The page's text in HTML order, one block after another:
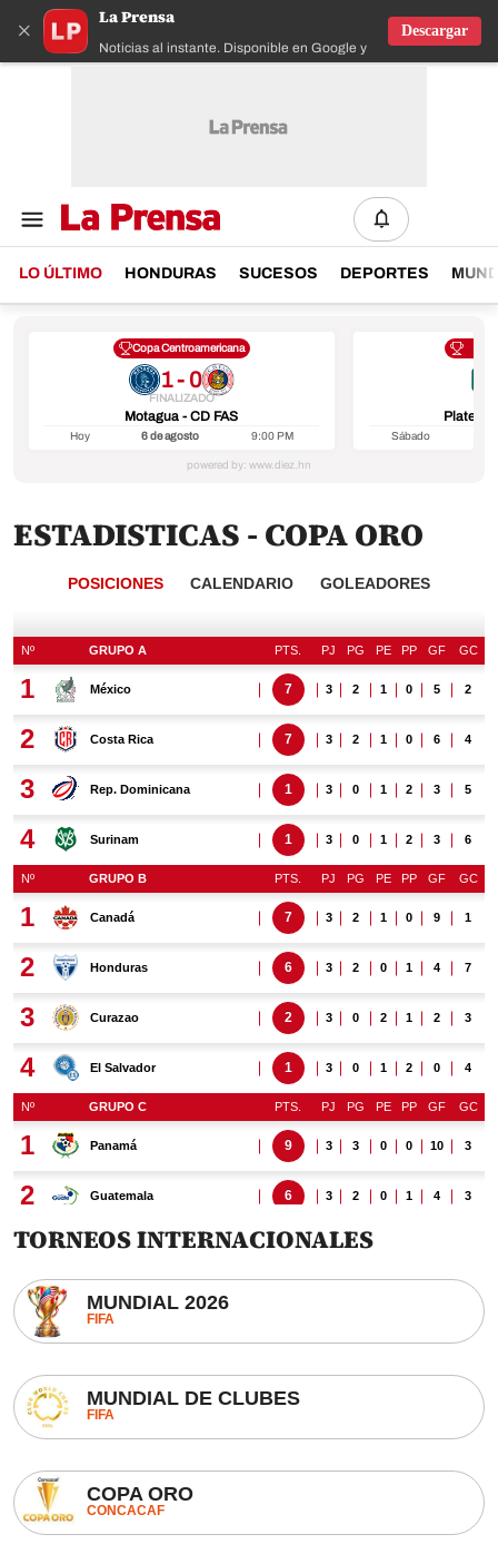
×
La Prensa
Noticias al instante. Disponible en Google y IOS
Descargar
LO ÚLTIMO HONDURAS SUCESOS DEPORTES
Copa Centroamericana
1 - 0
FINALIZADO
Motagua - CD FAS
Hoy 6 de agosto 9:00 PM Sábado
ESTADISTICAS - COPA ORO
POSICIONES CALENDARIO GOLEADORES
TORNEOS INTERNACIONALES
MUNDIAL 2026
FIFA
MUNDIAL DE CLUBES
FIFA
COPA ORO
CONCACAF